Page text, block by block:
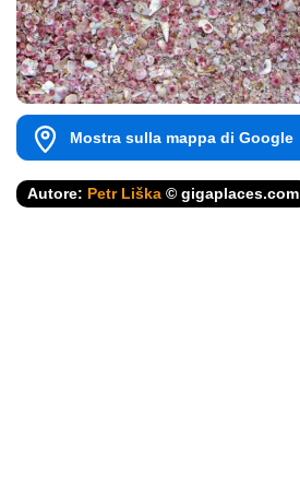
Mostra sulla mappa di Google
Autore: Petr Liška © gigaplaces.com